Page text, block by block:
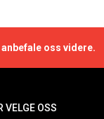
oss videre.
VELGE OSS